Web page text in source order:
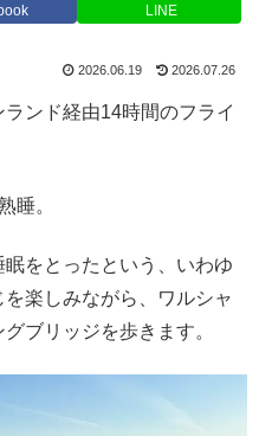
LINE
2026.06.19 2026.07.26
ンド経由14時間のフライ
睡。
をとったという、いわゆ
楽しみながら、ワルシャ
ブリッジを歩きます。